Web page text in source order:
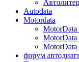
Autodata
Motordata
MotorData
форум